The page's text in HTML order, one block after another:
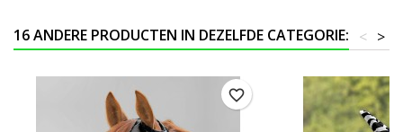
16 ANDERE PRODUCTEN IN DEZELFDE CATEGORIE: >
<
favorite_border